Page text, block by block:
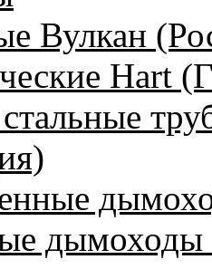
Вулкан
Hart